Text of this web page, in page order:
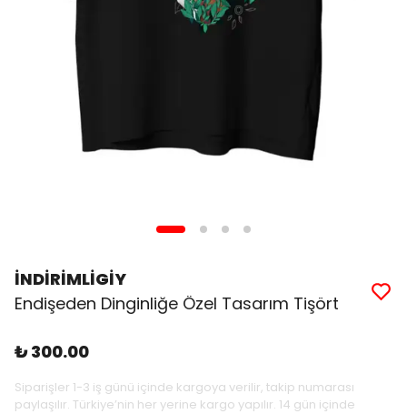
İNDİRİMLİGİY
Endişeden Dinginliğe Özel Tasarım Tişört
₺ 300.00
Siparişler 1-3 iş günü içinde kargoya verilir, takip numarası
paylaşılır. Türkiye’nin her yerine kargo yapılır. 14 gün içinde